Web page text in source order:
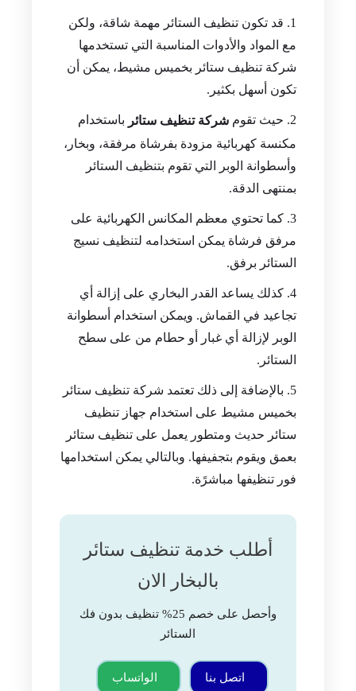
قد تكون تنظيف الستائر مهمة شاقة، ولكن
مع المواد والأدوات المناسبة التي تستخدمها
شركة تنظيف ستائر بخميس مشيط، يمكن أن
تكون أسهل بكثير.
حيث تقوم شركة تنظيف ستائر باستخدام
مكنسة كهربائية مزودة بفرشاة مرفقة، وبخار،
وأسطوانة الوبر التي تقوم بتنظيف الستائر
بمنتهى الدقة.
كما تحتوي معظم المكانس الكهربائية على
مرفق فرشاة يمكن استخدامه لتنظيف نسيج
الستائر برفق.
كذلك يساعد القدر البخاري على إزالة أي
تجاعيد في القماش. ويمكن استخدام أسطوانة
الوبر لإزالة أي غبار أو حطام من على سطح
الستائر.
بالإضافة إلى ذلك تعتمد شركة تنظيف ستائر
بخميس مشيط على استخدام جهاز تنظيف
ستائر حديث ومتطور يعمل على تنظيف ستائر
بعمق ويقوم بتجفيفها. وبالتالي يمكن استخدامها
فور تنظيفها مباشرًة.
أطلب خدمة تنظيف ستائر
بالبخار الان
وأحصل على خصم 25% تنظيف بدون فك
الستائر
اتصل بنا الواتساب